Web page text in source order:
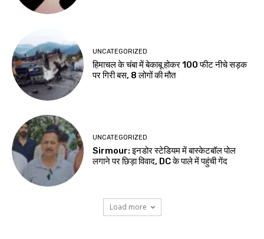
UNCATEGORIZED
हिमाचल के चंबा में बेकाबू होकर 100 फीट नीचे सड़क
पर गिरी बस, 8 लोगों की मौत
UNCATEGORIZED
Sirmour: इनडोर स्टेडियम में बास्केटबॉल पोल
लगाने पर छिड़ा विवाद, DC के पाले में पहुंची गेंद
Load more